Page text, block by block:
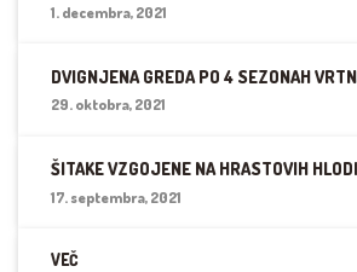
1. decembra, 2021
DVIGNJENA GREDA PO 4 SEZONAH
29. oktobra, 2021
ŠITAKE VZGOJENE NA HRASTOVIH
17. septembra, 2021
VEČ